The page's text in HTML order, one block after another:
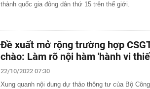
thành quốc gia đông dân thứ 15 trên thế giới.
Đề xuất mở rộng trường hợp
chào: Làm rõ nội hàm 'hành vi
22/10/2022 07:30
Xung quanh nội dung dự thảo thông tư của Bộ